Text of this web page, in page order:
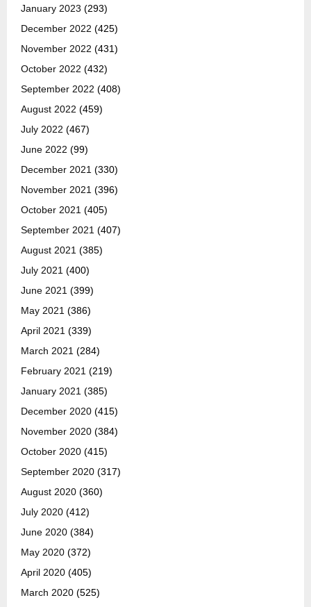
January 2023 (293)
December 2022 (425)
November 2022 (431)
October 2022 (432)
September 2022 (408)
August 2022 (459)
July 2022 (467)
June 2022 (99)
December 2021 (330)
November 2021 (396)
October 2021 (405)
September 2021 (407)
August 2021 (385)
July 2021 (400)
June 2021 (399)
May 2021 (386)
April 2021 (339)
March 2021 (284)
February 2021 (219)
January 2021 (385)
December 2020 (415)
November 2020 (384)
October 2020 (415)
September 2020 (317)
August 2020 (360)
July 2020 (412)
June 2020 (384)
May 2020 (372)
April 2020 (405)
March 2020 (525)